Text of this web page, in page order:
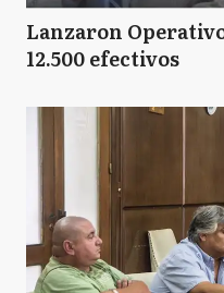
Lanzaron
12.500 efectivos